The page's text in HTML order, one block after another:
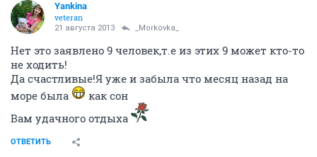
Yankina
veteran
21 августа 2013 _Morkovka_
Нет это заявлено 9 человек,т.е из этих 9 может кто-то
не ходить!
Да счастливые!Я уже и забыла что месяц назад на
море была
как сон
Вам удачного отдыха
ОТВЕТИТЬ